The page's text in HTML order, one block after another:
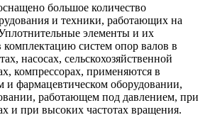
большое количество
и техники, работающих на
элементы и их
систем опор валов в
насосах, сельскохозяйственной
компрессорах, применяются в
фармацевтическом оборудовании,
работающем под давлением, при
и при высоких частотах вращения.